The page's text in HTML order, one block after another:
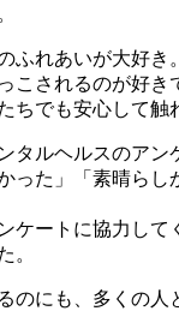
ふれあいが大好き。
こされるのが好き
ちでも安心して触
タルヘルスのアン
った」「素晴らし
ケートに協力して
。
のにも、多くの人